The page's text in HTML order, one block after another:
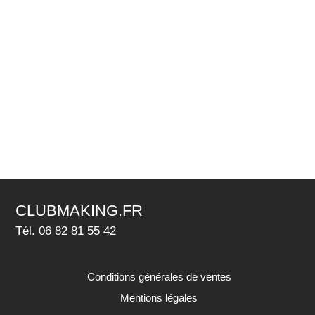
CLUBMAKING.FR
Tél. 06 82 81 55 42
Conditions générales de ventes
Mentions légales